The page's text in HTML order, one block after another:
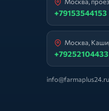
+79153544153
Москва,
+79252104433
info@farmaplus24.ru